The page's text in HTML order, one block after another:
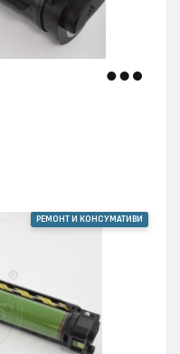
РЕМОНТ И КОНСУМАТИВИ